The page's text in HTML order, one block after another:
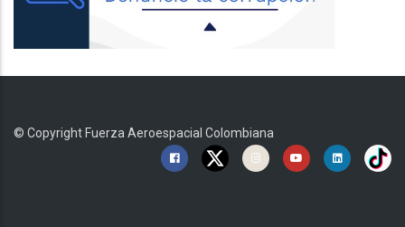
© Copyright Fuerza Aeroespacial Colombiana